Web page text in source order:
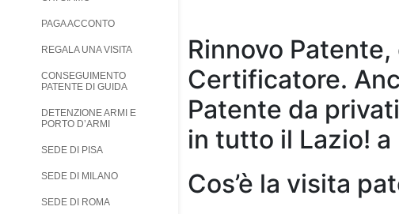
PAGA ACCONTO
REGALA UNA VISITA
CONSEGUIMENTO
PATENTE DI GUIDA
DETENZIONE ARMI E
PORTO D’ARMI
SEDE DI PISA
SEDE DI MILANO
SEDE DI ROMA
Rinnovo
Certificatore.
Patente da
in tutto il Lazio!
Cos’è la visita